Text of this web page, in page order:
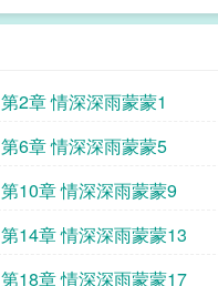
第2章 情深深雨蒙蒙1
第6章 情深深雨蒙蒙5
第10章 情深深雨蒙蒙9
第14章 情深深雨蒙蒙13
第18章 情深深雨蒙蒙17